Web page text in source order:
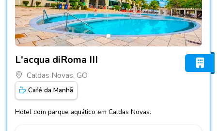
L'acqua diRoma III
Caldas Novas, GO
Café da Manhã
Hotel com parque aquático em Caldas Novas.